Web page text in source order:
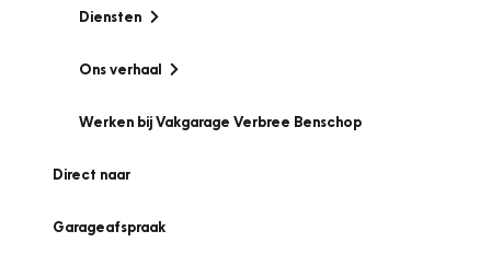
Diensten
Ons verhaal
Werken bij Vakgarage Verbree Benschop
Direct naar
Garageafspraak